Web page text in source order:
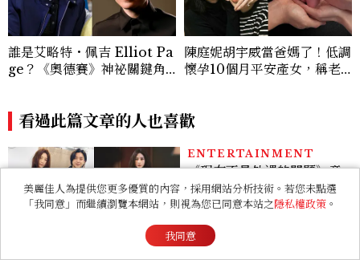
誰是艾略特・佩吉 Elliot Pa
ge？《奧德賽》神祕關鍵角
事
陳庭妮胡宇威當爸媽了！低調
懷孕10個月平安產女，稱老
看過此篇文章的人也喜歡
ENTERTAINMENT
《現在不是外遇的問題》意
外好看！抓偷吃反轉變命
案？金憓秀傳奇美腿被讚
爆、金智勳大秀腹肌，曹汝
貞雙影后飆戲，線上看7大
美麗佳人為提供您更多優質的內容，採用網站分析技術。若您未點選
「我同意」而繼續瀏覽本網站，則視為您已同意本站之隱私權政策 。
我同意